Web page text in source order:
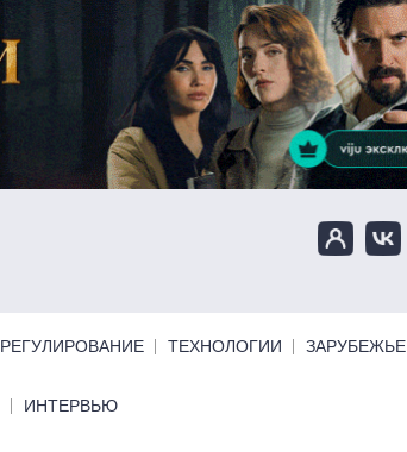
РЕГУЛИРОВАНИЕ ТЕХНОЛОГИИ ЗАРУБЕЖЬЕ
ИНТЕРВЬЮ